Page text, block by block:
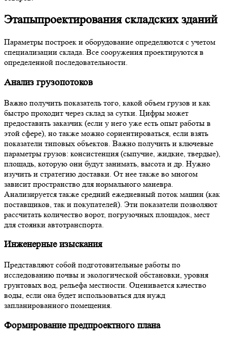
Этапыпроектирования складских зданий
Параметры построек и оборудование определяются с учетом
специализации склада. Все сооружения проектируются в
определенной последовательности.
Анализ грузопотоков
Важно получить показатель того, какой объем грузов и как
быстро проходит через склад за сутки. Цифры может
предоставить заказчик (если у него уже есть опыт работы в
этой сфере), но также можно сориентироваться, если взять
показатели типовых объектов. Важно получить и ключевые
параметры грузов: консистенция (сыпучие, жидкие, твердые),
площадь, которую они будут занимать, высота и др. Нужно
изучить и стратегию доставки. От нее также во многом
зависит пространство для нормального маневра.
Анализируется также средний ежедневный поток машин (как
поставщиков, так и покупателей). Эти показатели позволяют
рассчитать количество ворот, погрузочных площадок, мест
для стоянки автотранспорта.
Инженерные изыскания
Представляют собой подготовительные работы по
исследованию почвы и экологической обстановки, уровня
грунтовых вод, рельефа местности. Оценивается качество
воды, если она будет использоваться для нужд
запланированного помещения.
Формирование предпроектного плана